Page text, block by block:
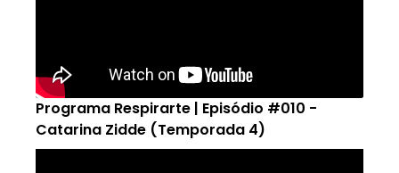
Programa Respirarte | Episódio #010 -
Catarina Zidde (Temporada 4)